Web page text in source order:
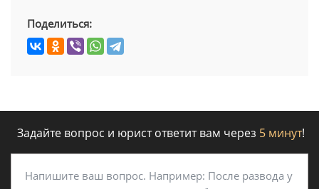
Поделиться:
Задайте вопрос и юрист ответит вам через 5 минут!